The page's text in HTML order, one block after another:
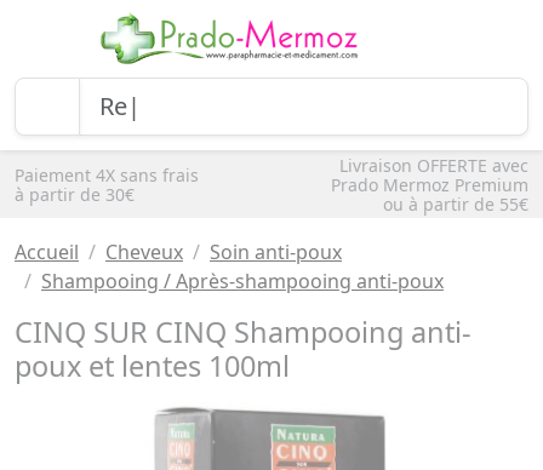
Paiement 4X sans frais
à partir de 30€
Livraison OFFERTE avec
Prado Mermoz Premium
ou à partir de 55€
Accueil Cheveux
Soin anti-poux
Shampooing / Après-shampooing anti-poux
CINQ SUR CINQ Shampooing anti-
poux et lentes 100ml